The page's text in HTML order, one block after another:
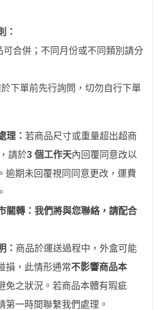
：
可合併；不同月份或不同類別請分
下單前先行詢問，切勿自行下單
理： 若商品尺寸或重量超出超商
請於3 個工作天內回覆同意改以
逾期未回覆視同同意更改，運費
關轉：我們將與您聯絡，請配合
： 商品於運送過程中，外盒可能
損，此情形通常不影響商品本
免之狀況。若商品本體有瑕疵
第一時間聯繫我們處理。